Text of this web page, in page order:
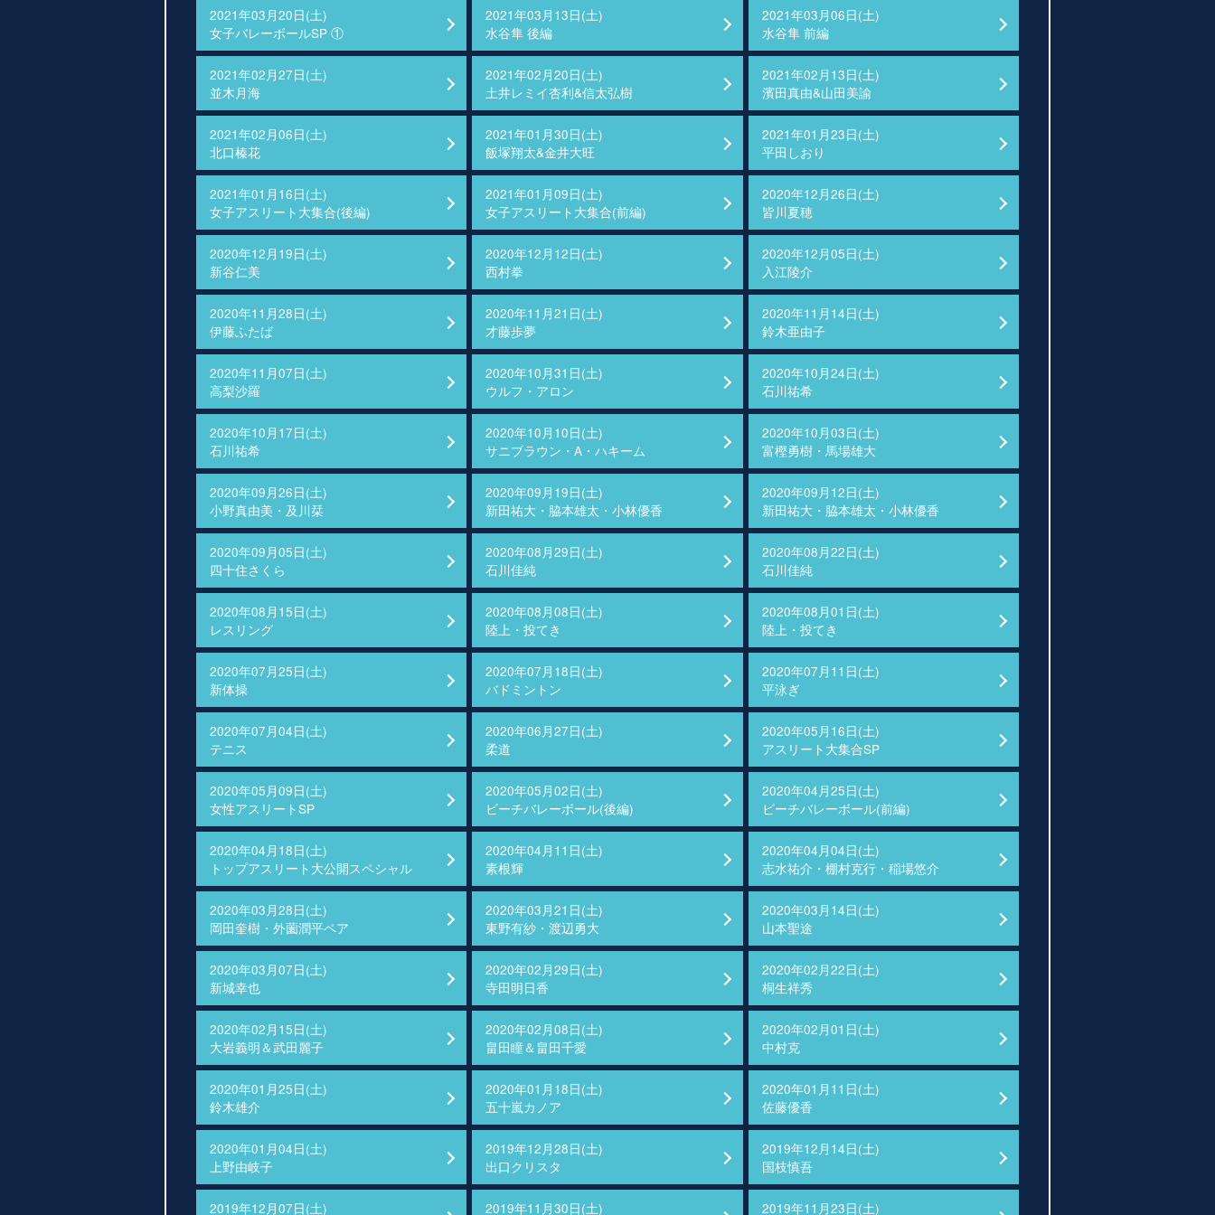
2021年03月20日(土)
女子バレーボールSP ①
2021年03月13日(土)
水谷隼 後編
2021年03月06日(土)
水谷隼 前編
2021年02月27日(土)
並木月海
2021年02月20日(土)
土井レミイ杏利&信太弘樹
2021年02月13日(土)
濱田真由&山田美諭
2021年02月06日(土)
北口榛花
2021年01月30日(土)
飯塚翔太&金井大旺
2021年01月23日(土)
平田しおり
2021年01月16日(土)
女子アスリート大集合(後編)
2021年01月09日(土)
女子アスリート大集合(前編)
2020年12月26日(土)
皆川夏穂
2020年12月19日(土)
新谷仁美
2020年12月12日(土)
西村拳
2020年12月05日(土)
入江陵介
2020年11月28日(土)
伊藤ふたば
2020年11月21日(土)
才藤歩夢
2020年11月14日(土)
鈴木亜由子
2020年11月07日(土)
高梨沙羅
2020年10月31日(土)
ウルフ・アロン
2020年10月24日(土)
石川祐希
2020年10月17日(土)
石川祐希
2020年10月10日(土)
サニブラウン・A・ハキーム
2020年10月03日(土)
富樫勇樹・馬場雄大
2020年09月26日(土)
小野真由美・及川栞
2020年09月19日(土)
新田祐大・脇本雄太・小林優香
2020年09月12日(土)
新田祐大・脇本雄太・小林優香
2020年09月05日(土)
四十住さくら
2020年08月29日(土)
石川佳純
2020年08月22日(土)
石川佳純
2020年08月15日(土)
レスリング
2020年08月08日(土)
陸上・投てき
2020年08月01日(土)
陸上・投てき
2020年07月25日(土)
新体操
2020年07月18日(土)
バドミントン
2020年07月11日(土)
平泳ぎ
2020年07月04日(土)
テニス
2020年06月27日(土)
柔道
2020年05月16日(土)
アスリート大集合SP
2020年05月09日(土)
女性アスリートSP
2020年05月02日(土)
ビーチバレーボール(後編)
2020年04月25日(土)
ビーチバレーボール(前編)
2020年04月18日(土)
トップアスリート大公開スペシャル
2020年04月11日(土)
素根輝
2020年04月04日(土)
志水祐介・棚村克行・稲場悠介
2020年03月28日(土)
岡田奎樹・外薗潤平ペア
2020年03月21日(土)
東野有紗・渡辺勇大
2020年03月14日(土)
山本聖途
2020年03月07日(土)
新城幸也
2020年02月29日(土)
寺田明日香
2020年02月22日(土)
桐生祥秀
2020年02月15日(土)
大岩義明＆武田麗子
2020年02月08日(土)
畠田瞳＆畠田千愛
2020年02月01日(土)
中村克
2020年01月25日(土)
鈴木雄介
2020年01月18日(土)
五十嵐カノア
2020年01月11日(土)
佐藤優香
2020年01月04日(土)
上野由岐子
2019年12月28日(土)
出口クリスタ
2019年12月14日(土)
国枝慎吾
2019年12月07日(土) 2019年11月30日(土) 2019年11月23日(土)